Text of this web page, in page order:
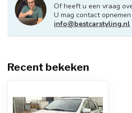
Of heeft u een vraag
U mag contact
info@bestcarstyling.nl
Recent bekeken